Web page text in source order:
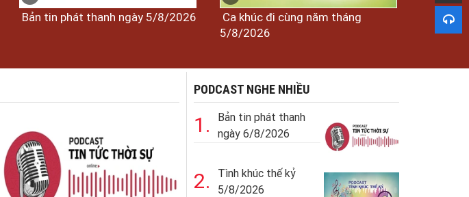
Bản tin phát thanh ngày 5/8/2026
Ca khúc đi cùng năm tháng
5/8/2026
PODCAST NGHE NHIỀU
1.
Bản tin phát thanh
ngày 6/8/2026
2.
Tình khúc thế kỷ
5/8/2026